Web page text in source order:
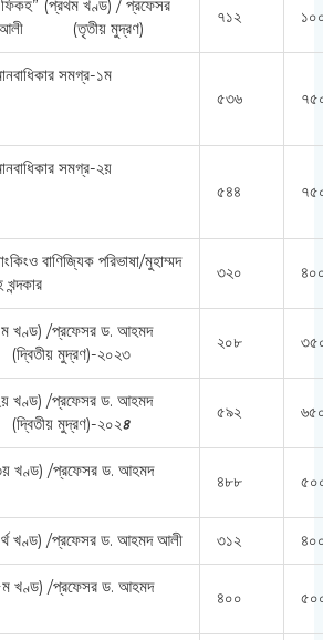
(প্রথম খণ্ড) / প্রফেসর
আলী (তৃতীয় মুদ্রণ)
৭১২
সমগ্র-১ম
৫৩৬
সমগ্র-২য়
৫৪৪
বাণিজ্যিক পরিভাষা/মুহাম্মদ
৩২০
খণ্ড) /প্রফেসর ড. আহমদ
মুদ্রণ)-২০২৩
২০৮
খণ্ড) /প্রফেসর ড. আহমদ
মুদ্রণ)-২০২৪
৫৯২
খণ্ড) /প্রফেসর ড. আহমদ
৪৮৮
খণ্ড) /প্রফেসর ড. আহমদ আলী ৩১২
খণ্ড) /প্রফেসর ড. আহমদ
৪০০